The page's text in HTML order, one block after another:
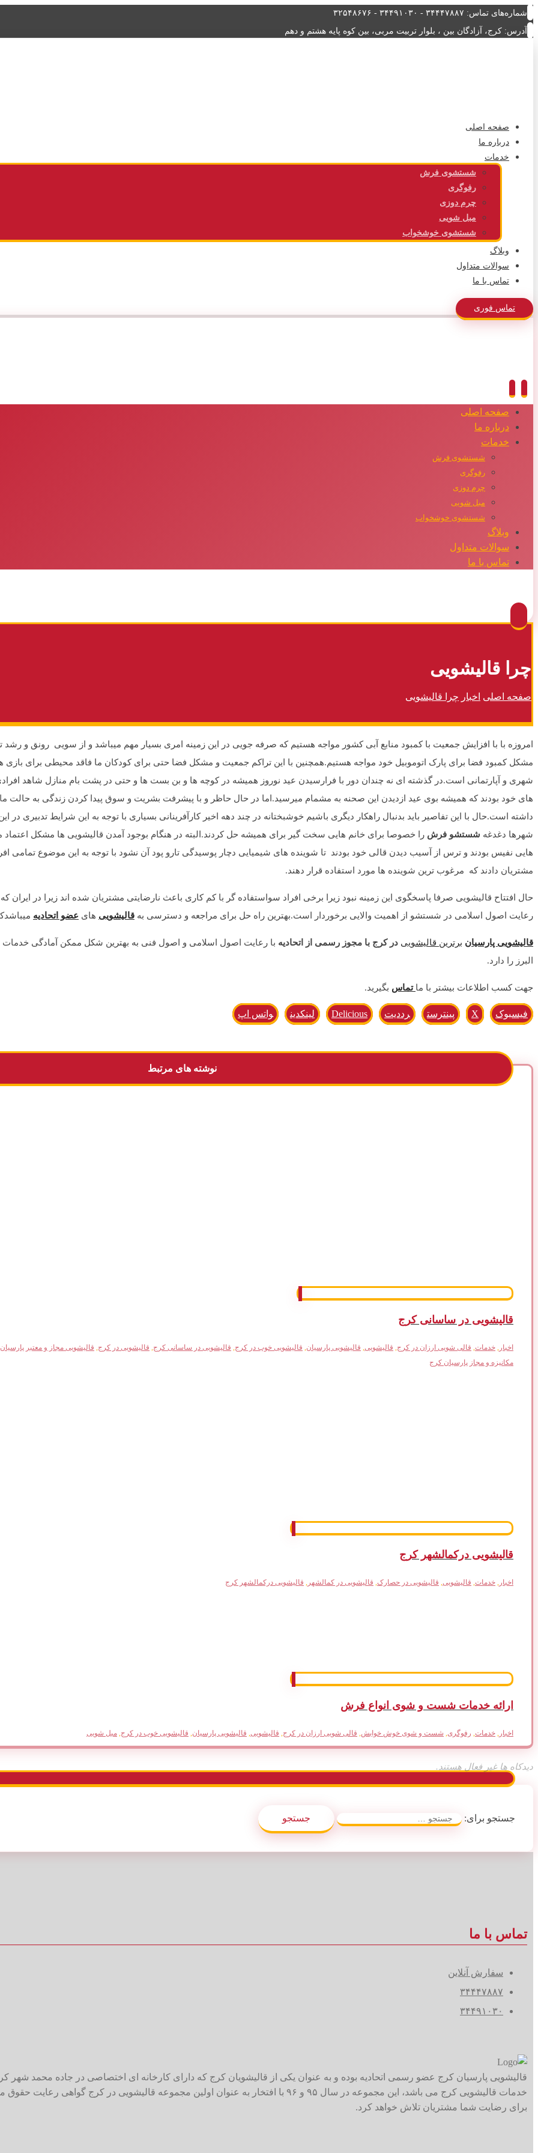
شماره‌های تماس: ۳۴۴۴۷۸۸۷ - ۳۴۴۹۱۰۳۰ - ۳۲۵۴۸۶۷۶
آدرس: کرج، آزادگان بین ، بلوار تربیت مربی، بین کوه پایه هشتم و دهم
صفحه اصلی
درباره ما
خدمات
شستشوی فرش
رفوگری
چرم دوزی
مبل شویی
شستشوی خوشخواب
وبلاگ
سوالات متداول
تماس با ما
تماس فوری
صفحه اصلی
درباره ما
خدمات
شستشوی فرش
رفوگری
چرم دوزی
مبل شویی
شستشوی خوشخواب
وبلاگ
سوالات متداول
تماس با ما
چرا قالیشویی
صفحه اصلی اخبار چرا قالیشویی
امروزه با با افزایش جمعیت با کمبود منابع آبی کشور مواجه هستیم که صرفه جویی در این زمینه امری بسیار مهم میباشد و از سویی رونق و رشد
مشکل کمبود فضا برای پارک اتوموبیل خود مواجه هستیم.همچنین با این تراکم جمعیت و مشکل فضا حتی برای کودکان ما فاقد محیطی برای بازی
شهری و آپارتمانی است.در گذشته ای نه چندان دور با فرارسیدن عید نوروز همیشه در کوچه ها و بن بست ها و حتی در پشت بام منازل شاهد
های خود بودند که همیشه بوی عید ازدیدن این صحنه به مشمام میرسید.اما در حال حاظر و با پیشرفت بشریت و سوق پیدا کردن زندگی به حالت
داشته است.حال با این تفاصیر باید بدنبال راهکار دیگری باشیم خوشبختانه در چند دهه اخیر کارآفرینانی بسیاری با توجه به این شرایط تدبیری در این
شهرها دغدغه شستشو فرش را خصوصا برای خانم هایی سخت گیر برای همیشه حل کردند.البته در هنگام بوجود آمدن قالیشویی ها مشکل
هایی نفیس بودند و ترس از آسیب دیدن قالی خود بودند تا شوینده های شیمیایی دچار پوسیدگی تارو پود آن نشود با توجه به این موضوع تمامی
مشتریان دادند که مرغوب ترین شوینده ها مورد استفاده قرار دهند.
حال افتتاح قالیشویی صرفا پاسخگوی این زمینه نبود زیرا برخی افراد سواستفاده گر با کم کاری باعث نارضایتی مشتریان شده اند زیرا در
رعایت اصول اسلامی در شستشو از اهمیت والایی برخوردار است.بهترین راه حل برای مراجعه و دسترسی به قالیشویی های عضو اتحادیه
قالیشویی پارسیان برترین قالیشویی در کرج با مجوز رسمی از اتحادیه با رعایت اصول اسلامی و اصول فنی به بهترین شکل ممکن آمادگی
البرز را دارد.
جهت کسب اطلاعات بیشتر با ما تماس بگیرید.
فیسبوک X پینترست رددیت Delicious لینکدین واتس اپ
نوشته های مرتبط
قالیشویی در ساسانی کرج
اخبار , خدمات, قالی شویی ارزان در کرج, قالیشویی, قالیشویی پارسیان, قالیشویی خوب در کرج, قالیشویی در ساسانی کرج, قالیشویی در کرج, قالیشویی مجاز و معتبر
مکانیزه و مجاز پارسیان کرج
قالیشویی درکمالشهر کرج
اخبار , خدمات, قالیشویی, قالیشویی در حصارک, قالیشویی در کمالشهر , قالیشویی درکمالشهر کرج
ارائه خدمات شست و شوی انواع فرش
اخبار , خدمات, رفوگری, شست و شوی خوش خوابش, قالی شویی ارزان در کرج, قالیشویی, قالیشویی پارسیان, قالیشویی خوب در کرج, مبل شویی
دیدکاه ها غیر فعال هستند.
جستجو برای:
تماس با ما
سفارش آنلاین
۳۴۴۴۷۸۸۷
۳۴۴۹۱۰۳۰
قالیشویی پارسیان کرج عضو رسمی اتحادیه بوده و به عنوان یکی از قالیشویان کرج که دارای کارخانه ای اختصاصی در جاده محمد شهر
خدمات قالیشویی کرج می باشد، این مجموعه در سال ۹۵ و ۹۶ با افتخار به عنوان اولین مجموعه قالیشویی در
برای رضایت شما مشتریان تلاش خواهد کرد.